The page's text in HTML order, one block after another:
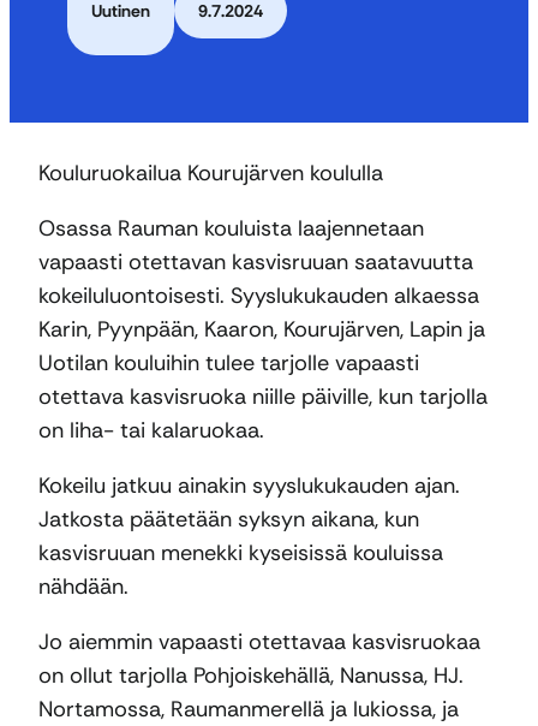
Uutinen 9.7.2024
Kouluruokailua Kourujärven koululla
Osassa Rauman kouluista laajennetaan
vapaasti otettavan kasvisruuan saatavuutta
kokeiluluontoisesti. Syyslukukauden alkaessa
Karin, Pyynpään, Kaaron, Kourujärven, Lapin ja
Uotilan kouluihin tulee tarjolle vapaasti
otettava kasvisruoka niille päiville, kun tarjolla
on liha- tai kalaruokaa.
Kokeilu jatkuu ainakin syyslukukauden ajan.
Jatkosta päätetään syksyn aikana, kun
kasvisruuan menekki kyseisissä kouluissa
nähdään.
Jo aiemmin vapaasti otettavaa kasvisruokaa
on ollut tarjolla Pohjoiskehällä, Nanussa, HJ.
Nortamossa, Raumanmerellä ja lukiossa, ja